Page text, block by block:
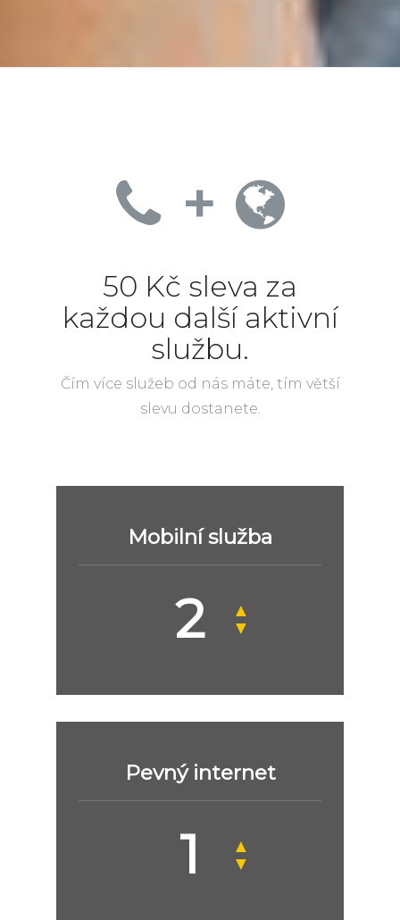
+
50 Kč sleva za
každou další aktivní
službu.
Čím více služeb od nás máte, tím větší
slevu dostanete.
Mobilní služba
▲
▼
Pevný internet
▲
▼